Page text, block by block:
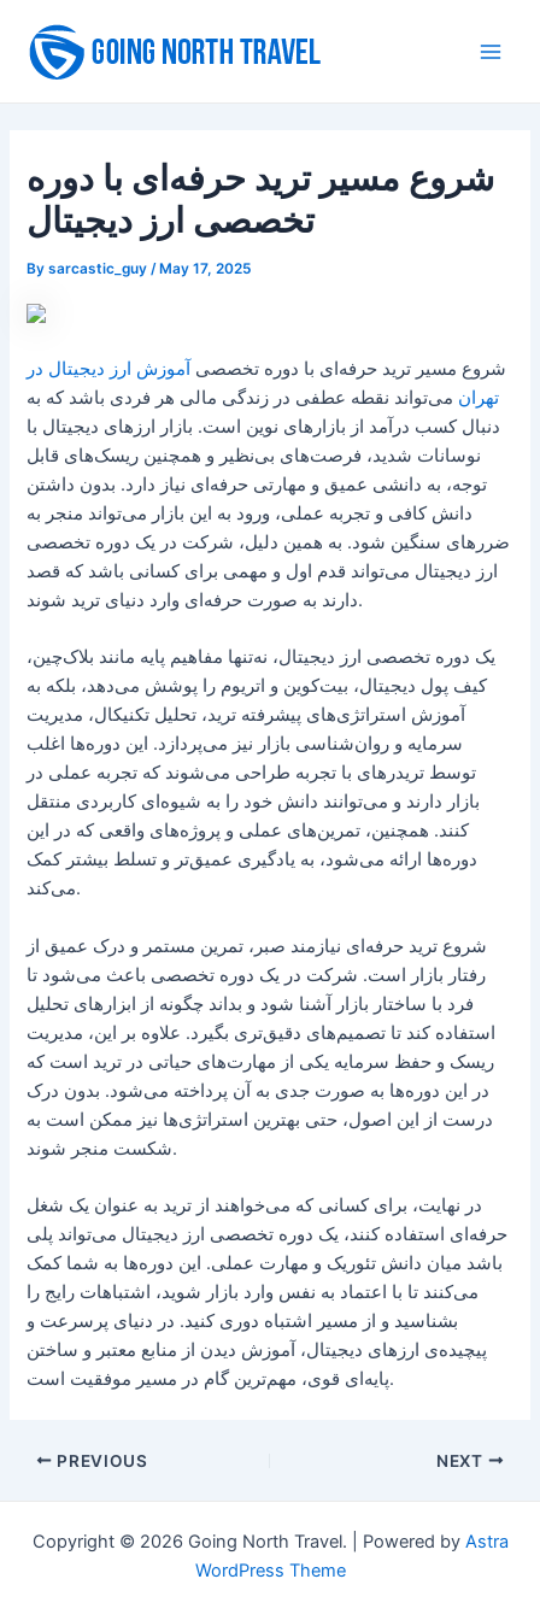
content
شروع مسیر ترید حرفه‌ای با دوره
تخصصی ارز دیجیتال
Bysarcastic_guy/ May 17, 2025
شروع مسیر ترید حرفه‌ای با دوره تخصصی آموزش ارز دیجیتال در
تهران می‌تواند نقطه عطفی در زندگی مالی هر فردی باشد که به
دنبال کسب درآمد از بازارهای نوین است. بازار ارزهای دیجیتال با
نوسانات شدید، فرصت‌های بی‌نظیر و همچنین ریسک‌های قابل
توجه، به دانشی عمیق و مهارتی حرفه‌ای نیاز دارد. بدون داشتن
دانش کافی و تجربه عملی، ورود به این بازار می‌تواند منجر به
ضررهای سنگین شود. به همین دلیل، شرکت در یک دوره تخصصی
ارز دیجیتال می‌تواند قدم اول و مهمی برای کسانی باشد که قصد
دارند به صورت حرفه‌ای وارد دنیای ترید شوند.
یک دوره تخصصی ارز دیجیتال، نه‌تنها مفاهیم پایه مانند بلاک‌چین،
کیف پول دیجیتال، بیت‌کوین و اتریوم را پوشش می‌دهد، بلکه به
آموزش استراتژی‌های پیشرفته ترید، تحلیل تکنیکال، مدیریت
سرمایه و روان‌شناسی بازار نیز می‌پردازد. این دوره‌ها اغلب
توسط تریدرهای با تجربه طراحی می‌شوند که تجربه عملی در
بازار دارند و می‌توانند دانش خود را به شیوه‌ای کاربردی منتقل
کنند. همچنین، تمرین‌های عملی و پروژه‌های واقعی که در این
دوره‌ها ارائه می‌شود، به یادگیری عمیق‌تر و تسلط بیشتر کمک
می‌کند.
شروع ترید حرفه‌ای نیازمند صبر، تمرین مستمر و درک عمیق از
رفتار بازار است. شرکت در یک دوره تخصصی باعث می‌شود تا
فرد با ساختار بازار آشنا شود و بداند چگونه از ابزارهای تحلیل
استفاده کند تا تصمیم‌های دقیق‌تری بگیرد. علاوه بر این، مدیریت
ریسک و حفظ سرمایه یکی از مهارت‌های حیاتی در ترید است که
در این دوره‌ها به صورت جدی به آن پرداخته می‌شود. بدون درک
درست از این اصول، حتی بهترین استراتژی‌ها نیز ممکن است به
شکست منجر شوند.
در نهایت، برای کسانی که می‌خواهند از ترید به عنوان یک شغل
حرفه‌ای استفاده کنند، یک دوره تخصصی ارز دیجیتال می‌تواند پلی
باشد میان دانش تئوریک و مهارت عملی. این دوره‌ها به شما کمک
می‌کنند تا با اعتماد به نفس وارد بازار شوید، اشتباهات رایج را
بشناسید و از مسیر اشتباه دوری کنید. در دنیای پرسرعت و
پیچیده‌ی ارزهای دیجیتال، آموزش دیدن از منابع معتبر و ساختن
پایه‌ای قوی، مهم‌ترین گام در مسیر موفقیت است.
Post
PREVIOUS NEXT
Copyright © 2026 Going North Travel. | Powered by Astra
WordPress Theme